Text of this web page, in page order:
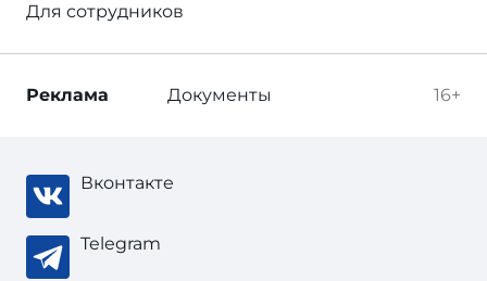
Для сотрудников
16+
Реклама Документы
Вконтакте
Telegram